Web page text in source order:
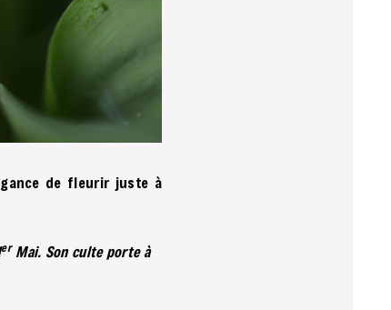
de fleurir juste à
erMai. Son culte porte à